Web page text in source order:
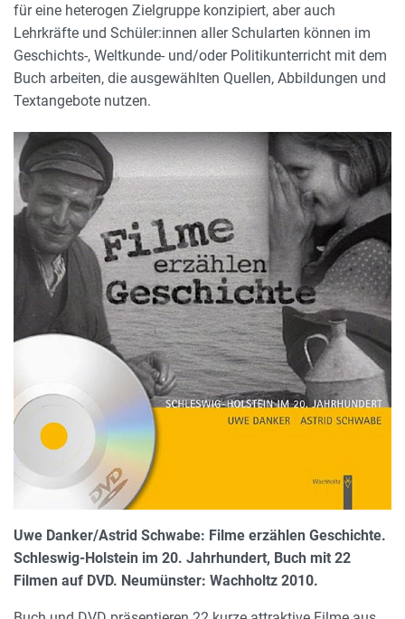
für eine heterogen Zielgruppe konzipiert, aber auch
Lehrkräfte und Schüler:innen aller Schularten können im
Geschichts-, Weltkunde- und/oder Politikunterricht mit dem
Buch arbeiten, die ausgewählten Quellen, Abbildungen und
Textangebote nutzen.
Uwe Danker/Astrid Schwabe: Filme erzählen Geschichte.
Schleswig-Holstein im 20. Jahrhundert, Buch mit 22
Filmen auf DVD. Neumünster: Wachholtz 2010.